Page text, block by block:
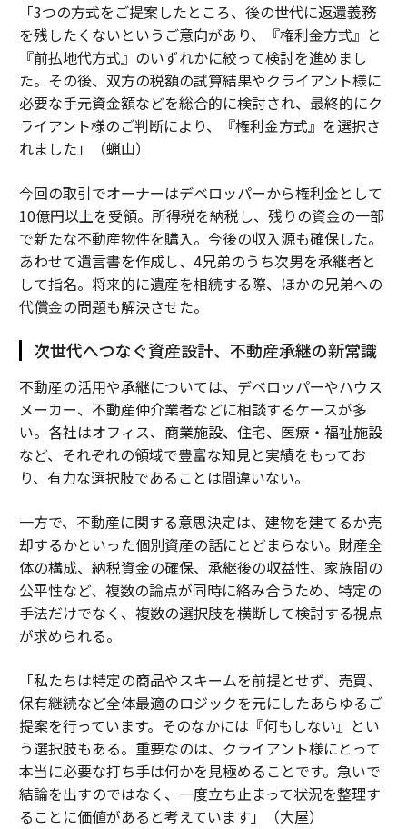
「3つの方式をご提案したところ、後の世代に返還義務
を残したくないというご意向があり、『権利金方式』と
『前払地代方式』のいずれかに絞って検討を進めまし
た。その後、双方の税額の試算結果やクライアント様に
必要な手元資金額などを総合的に検討され、最終的にク
ライアント様のご判断により、『権利金方式』を選択さ
れました」（蝋山）
今回の取引でオーナーはデベロッパーから権利金として
10億円以上を受領。所得税を納税し、残りの資金の一部
で新たな不動産物件を購入。今後の収入源も確保した。
あわせて遺言書を作成し、4兄弟のうち次男を承継者と
して指名。将来的に遺産を相続する際、ほかの兄弟への
代償金の問題も解決させた。
次世代へつなぐ資産設計、不動産承継の新常識
不動産の活用や承継については、デベロッパーやハウス
メーカー、不動産仲介業者などに相談するケースが多
い。各社はオフィス、商業施設、住宅、医療・福祉施設
など、それぞれの領域で豊富な知見と実績をもってお
り、有力な選択肢であることは間違いない。
一方で、不動産に関する意思決定は、建物を建てるか売
却するかといった個別資産の話にとどまらない。財産全
体の構成、納税資金の確保、承継後の収益性、家族間の
公平性など、複数の論点が同時に絡み合うため、特定の
手法だけでなく、複数の選択肢を横断して検討する視点
が求められる。
「私たちは特定の商品やスキームを前提とせず、売買、
保有継続など全体最適のロジックを元にしたあらゆるご
提案を行っています。そのなかには『何もしない』とい
う選択肢もある。重要なのは、クライアント様にとって
本当に必要な打ち手は何かを見極めることです。急いで
結論を出すのではなく、一度立ち止まって状況を整理す
ることに価値があると考えています」（大屋）